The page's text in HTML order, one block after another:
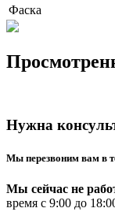
Фаска
Нужна
Мы перезвоним вам в
Мы сейчас не
время с 9:00 до